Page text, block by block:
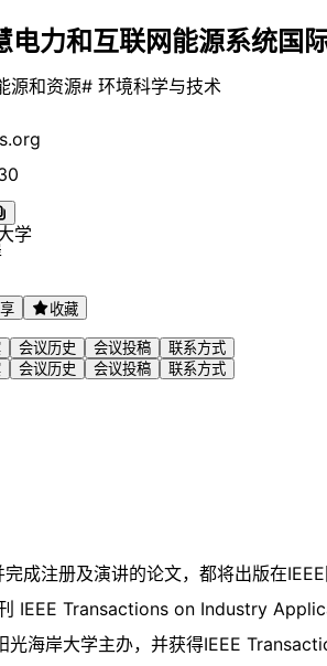
力和互联网能源系统国
源和资源# 环境科学与技术
学
收藏
会议历史 会议投稿
联系方式
会议历史 会议投稿 联系方式
成注册及演讲的论文，都将出版在
IEEE Transactions on Industry
光海岸大学主办，并获得IEEE